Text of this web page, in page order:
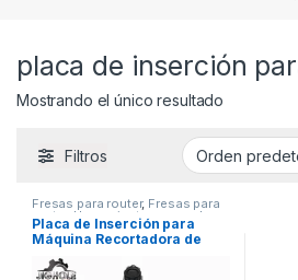
placa de inserción
Mostrando el único resultado
Filtros
Fresas para router, Fresas para
router Herramientas manuales
Herramientas para carpintería
Placa de Inserción para
Máquina Recortadora de
Madera – Compatible con
recortadoras de 6.35mm